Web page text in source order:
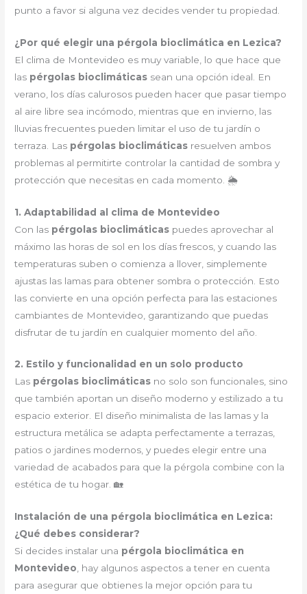
punto a favor si alguna vez decides vender tu propiedad.
¿Por qué elegir una pérgola bioclimática en Lezica?
El clima de Montevideo es muy variable, lo que hace que
las pérgolas bioclimáticas sean una opción ideal. En
verano, los días calurosos pueden hacer que pasar tiempo
al aire libre sea incómodo, mientras que en invierno, las
lluvias frecuentes pueden limitar el uso de tu jardín o
terraza. Las pérgolas bioclimáticas resuelven ambos
problemas al permitirte controlar la cantidad de sombra y
protección que necesitas en cada momento. 🌦
1. Adaptabilidad al clima de Montevideo
Con las pérgolas bioclimáticas puedes aprovechar al
máximo las horas de sol en los días frescos, y cuando las
temperaturas suben o comienza a llover, simplemente
ajustas las lamas para obtener sombra o protección. Esto
las convierte en una opción perfecta para las estaciones
cambiantes de Montevideo, garantizando que puedas
disfrutar de tu jardín en cualquier momento del año.
2. Estilo y funcionalidad en un solo producto
Las pérgolas bioclimáticas no solo son funcionales, sino
que también aportan un diseño moderno y estilizado a tu
espacio exterior. El diseño minimalista de las lamas y la
estructura metálica se adapta perfectamente a terrazas,
patios o jardines modernos, y puedes elegir entre una
variedad de acabados para que la pérgola combine con la
estética de tu hogar. 🏡
Instalación de una pérgola bioclimática en Lezica:
¿Qué debes considerar?
Si decides instalar una pérgola bioclimática en
Montevideo, hay algunos aspectos a tener en cuenta
para asegurar que obtienes la mejor opción para tu